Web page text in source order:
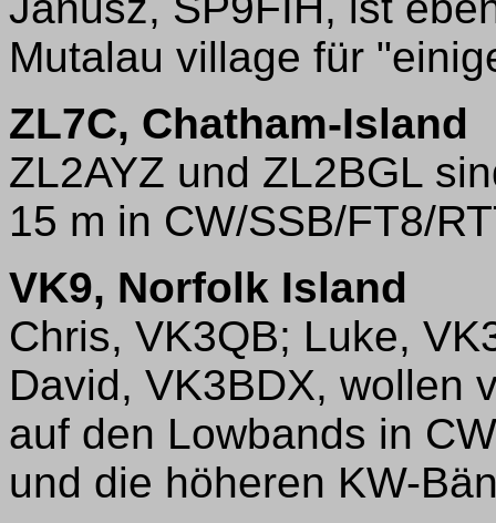
Mutalau village für
ZL7C, Chatham-Island
ZL2AYZ und ZL2BGL
15 m in CW/SSB/FT8/
VK9, Norfolk Island
Chris, VK3QB; Luke,
David, VK3BDX, wollen
auf den Lowbands in
und die höheren KW-